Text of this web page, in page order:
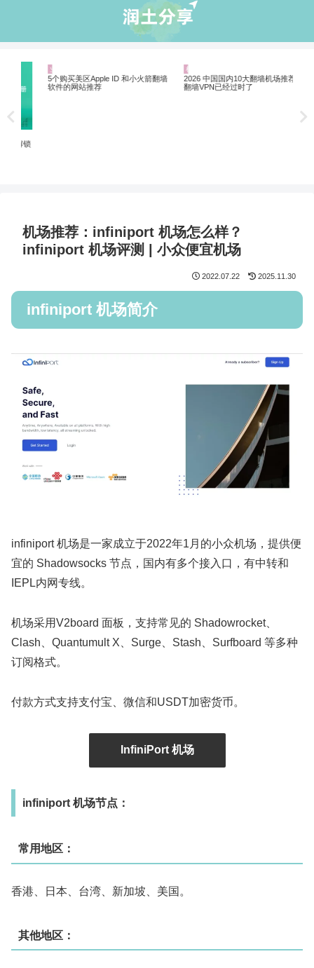
业界资讯
5个购买美区Apple ID 和小火箭翻墙
机场推荐
机场推荐：infiniport 机场怎么样？
infiniport 机场评测 | 小众便宜机场
2022.07.22 2025.11.30
infiniport 机场简介
infiniport 机场是一家成立于2022年1月的小众机场，提供便
宜的 Shadowsocks 节点，国内有多个接入口，有中转和
IEPL内网专线。
机场采用V2board 面板，支持常见的 Shadowrocket、
Clash、Quantumult X、Surge、Stash、Surfboard 等多种
订阅格式。
付款方式支持支付宝、微信和USDT加密货币。
InfiniPort 机场
infiniport 机场节点：
常用地区：
香港、日本、台湾、新加坡、美国。
其他地区：